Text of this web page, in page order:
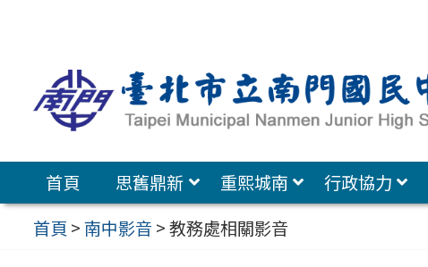
容
區
首頁 思舊鼎新 重熙城南 行政協力
首頁 >南中影音 >教務處相關影音